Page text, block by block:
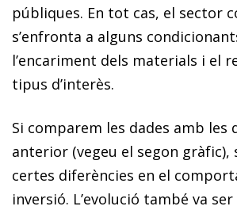
públiques. En tot cas, el sector
s’enfronta a alguns
l’encariment dels materials i el
tipus d’interès.
Si comparem les dades amb les
anterior (vegeu el segon gràfic),
certes diferències en el
inversió. L’evolució també va